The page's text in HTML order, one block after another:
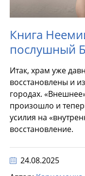
Книга
послушный
Итак, храм уже
восстановлены и
городах.
произошло и
усилия на
восстановление.
24.08.2025